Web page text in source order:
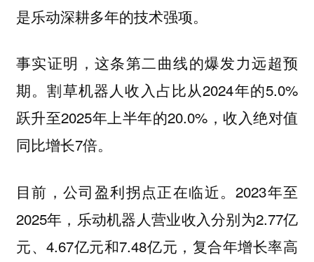
是乐动深耕多年的技术强项。
事实证明，这条第二曲线的爆发力远超预
期。割草机器人收入占比从2024年的5.0%
跃升至2025年上半年的20.0%，收入绝对值
同比增长7倍。
目前，公司盈利拐点正在临近。2023年至
2025年，乐动机器人营业收入分别为2.77亿
元、4.67亿元和7.48亿元，复合年增长率高